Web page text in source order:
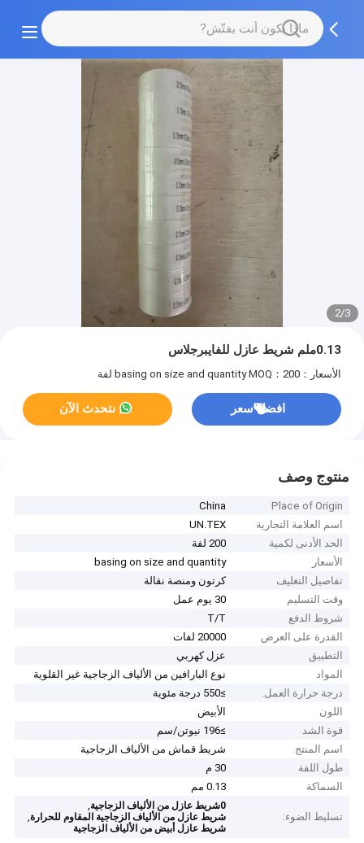
2/3
0.13ملم شريط عازل للفايبرجلاس
الأسعار：basing on size and quantity MOQ：200 لفة
افضل سعر نتحدث الآن
منتوج وصف
Place of Origin
China
اسم العلامة التجارية
UN.TEX
الحد الأدنى لكمية
200 لفة
الأسعار
basing on size and quantity
تفاصيل التغليف
كرتون ومنصة نقالة
وقت التسليم
30 يوم عمل
شروط الدفع
T/T
القدرة على العرض
20000 لفات
التطبيق
عزل كهربي
المواد
نوع البارافين من الألياف الزجاجية غير القلوية
درجة حرارة العمل.
≥550 درجة مئوية
اللون
الأبيض
قوة الشد
≥196 نيوتن/سم
اسم المنتج
شريط قماش من الألياف الزجاجية
طول اللفة
30 م
السماكة
0.13 مم
تسليط الضوء:
0شريط عازل من الألياف الزجاجية ,
شريط عازل من الألياف الزجاجية المقاوم للحرارة,
شريط عازل أبيض من الألياف الزجاجية